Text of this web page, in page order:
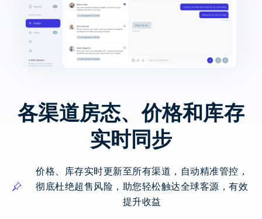
各渠道房态、价格和库存
实时同步
价格、库存实时更新至所有渠道，自动精准管控，
彻底杜绝超售风险，助您轻松触达全球客源，有效
提升收益